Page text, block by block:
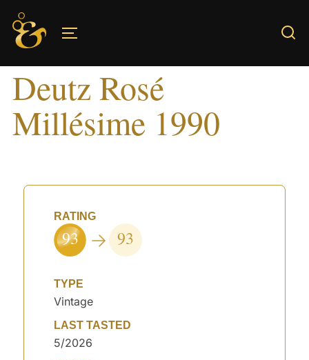
Skip
content
Deutz Rosé
Millésime 1990
RATING
93 93
TYPE
Vintage
LAST TASTED
5/2026